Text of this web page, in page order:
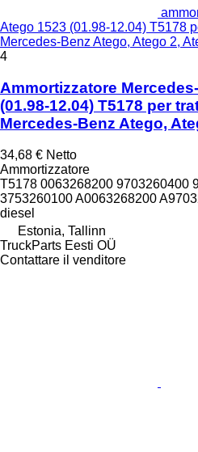
Atego 1523 (01.98-12.04) T5178
Mercedes-Benz Atego, Atego 2,
4
Ammortizzatore
(01.98-12.04) T5178 per
Mercedes-Benz Atego,
34,68 € Netto
Ammortizzatore
T5178 0063268200 9703260400
3753260100 A0063268200
diesel
Estonia, Tallinn
TruckParts Eesti OÜ
Contattare il venditore